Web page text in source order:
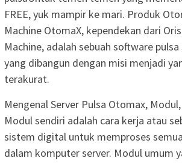
FREE, yuk mampir ke mari. Produk
Machine OtomaX, kependekan dari
Machine, adalah sebuah software
yang dibangun dengan misi menjadi
terakurat.
Mengenal Server Pulsa Otomax,
Modul sendiri adalah cara kerja atau
sistem digital untuk memproses
dalam komputer server. Modul umum